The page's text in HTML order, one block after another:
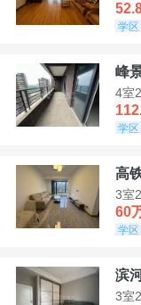
学区
4室
学区
高
3室
60
学区
滨
3室